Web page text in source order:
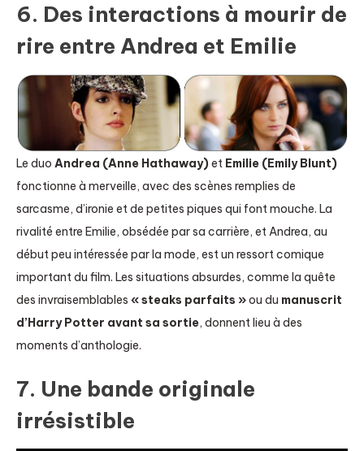
6. Des interactions à mourir de
rire entre Andrea et Emilie
Le duo Andrea (Anne Hathaway)et Emilie (Emily Blunt)
fonctionne à merveille, avec des scènes remplies de
sarcasme, d’ironie et de petites piques qui font mouche. La
rivalité entre Emilie, obsédée par sa carrière, et Andrea, au
début peu intéressée par la mode, est un ressort comique
important du film. Les situations absurdes, comme la quête
des invraisemblables « steaks parfaits »ou du manuscrit
d’Harry Potter avant sa sortie, donnent lieu à des
moments d’anthologie.
7. Une bande originale
irrésistible